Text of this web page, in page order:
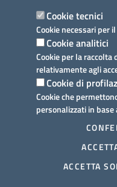
Cookie tecnici
Cookie necessari per
Cookie analitici
Cookie per la
relativamente agli
Cookie di
Cookie che
personalizzati in
ACCETTA
Dichiarazione di
Note legali
Domande frequenti
Richiesta assistenza
Prenotazione
Segnalazione disservizio
Meccanismo di feedback